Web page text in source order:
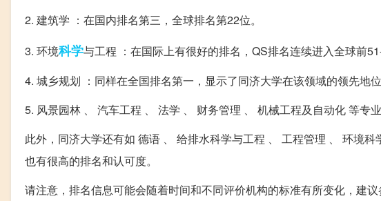
2. 建筑学 ：在国内排名第三，全球排名第22位。
3. 环境科学与工程 ：在国际上有很好的排名，QS排名连续进入全球前
4. 城乡规划 ：同样在全国排名第一，显示了同济大学在该领域的领先地位
5. 风景园林 、 汽车工程 、 法学 、 财务管理 、 机械工程及自动化 等专
此外，同济大学还有如 德语 、 给排水科学与工程 、 工程管理 、 环境
也有很高的排名和认可度。
请注意，排名信息可能会随着时间和不同评价机构的标准有所变化，建